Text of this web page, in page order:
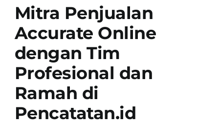
Mitra Penjualan
Accurate Online
dengan Tim
Profesional dan
Ramah di
Pencatatan.id